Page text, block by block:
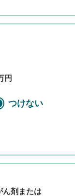
円
つけない
ん剤または